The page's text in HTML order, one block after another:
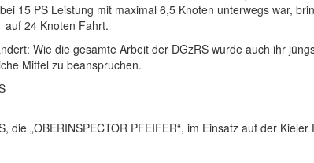
15 PS Leistung mit maximal 6,5 Knoten unterwegs war,
auf 24 Knoten Fahrt.
Wie die gesamte Arbeit der DGzRS wurde auch ihr
Mittel zu beanspruchen.
die „OBERINSPECTOR PFEIFER“, im Einsatz auf der Kieler